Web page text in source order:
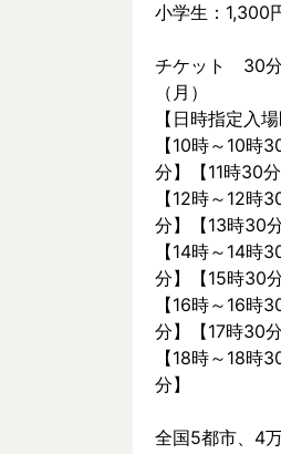
小学生：1,300
チケット　30
（月）
【日時指定入場
【10時～10時
分】【11時30分
【12時～12時
分】【13時30
【14時～14時
分】【15時30
【16時～16時
分】【17時30分
【18時～18時
分】
全国5都市、4